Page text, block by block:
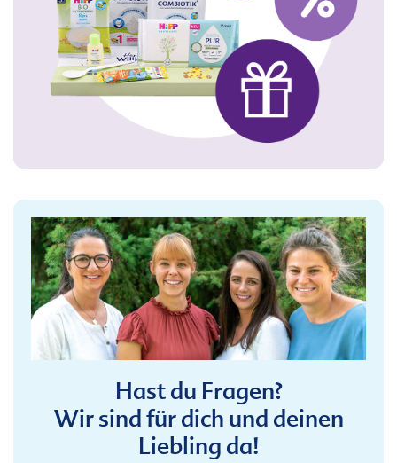
Hast du Fragen?
Wir sind für dich und deinen
Liebling da!